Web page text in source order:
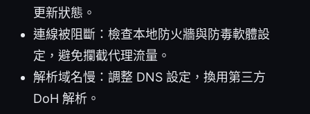
更新狀態。
連線被阻斷：檢查本地防火牆與防毒軟體設
定，避免攔截代理流量。
解析域名慢：調整 DNS 設定，換用第三方
DoH 解析。